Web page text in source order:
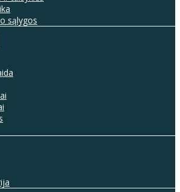
sąlygos